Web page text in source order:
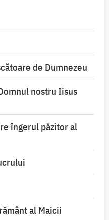
de Dumnezeu
nostru Iisus
îngerul păzitor al
al Maicii